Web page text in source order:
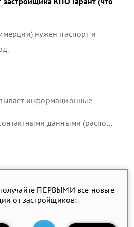
нужен паспорт и
информационные
данными (распо...
ПЕРВЫМИ все новые
от застройщиков: